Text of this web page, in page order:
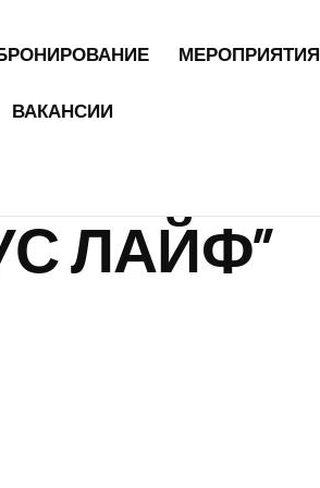
МЕРОПРИЯТИЯ
ВАКАНСИИ
ЛАЙФ”